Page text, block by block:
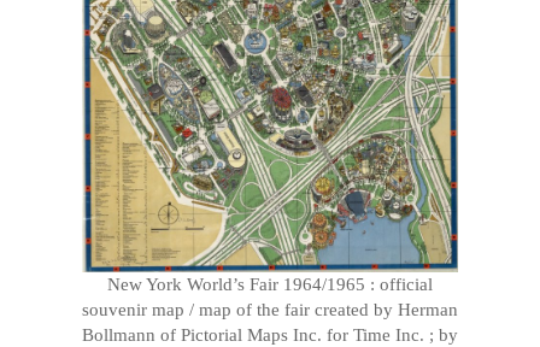
New York World’s Fair 1964/1965 : official
souvenir map / map of the fair created by Herman
Bollmann of Pictorial Maps Inc. for Time Inc. ; by